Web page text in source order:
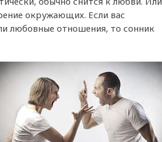
окружающих. Если вас
любовные отношения, то сонник